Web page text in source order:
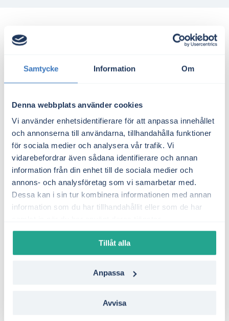
Samtycke Information Om
Denna webbplats använder cookies
Vi använder enhetsidentifierare för att anpassa innehållet
och annonserna till användarna, tillhandahålla funktioner
för sociala medier och analysera vår trafik. Vi
vidarebefordrar även sådana identifierare och annan
information från din enhet till de sociala medier och
annons- och analysföretag som vi samarbetar med.
Dessa kan i sin tur kombinera informationen med annan
information som du har tillhandahållit eller som de har
Tillåt alla
Anpassa
Avvisa
★★★★★
"Jag sparade över 2500 kr på att byta elavtal
genom Elmarknad. Processen var enkel och
jag fick flera bra alternativ att välja mellan."
Anna Andersson
Stockholm
A
förut, men Elmarknad gjorde det enkelt att